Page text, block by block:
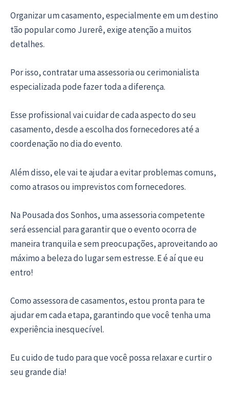
Organizar um casamento, especialmente em um destino
tão popular como Jurerê, exige atenção a muitos
detalhes.
Por isso, contratar uma assessoria ou cerimonialista
especializada pode fazer toda a diferença.
Esse profissional vai cuidar de cada aspecto do seu
casamento, desde a escolha dos fornecedores até a
coordenação no dia do evento.
Além disso, ele vai te ajudar a evitar problemas comuns,
como atrasos ou imprevistos com fornecedores.
Na Pousada dos Sonhos, uma assessoria competente
será essencial para garantir que o evento ocorra de
maneira tranquila e sem preocupações, aproveitando ao
máximo a beleza do lugar sem estresse. E é aí que eu
entro!
Como assessora de casamentos, estou pronta para te
ajudar em cada etapa, garantindo que você tenha uma
experiência inesquecível.
Eu cuido de tudo para que você possa relaxar e curtir o
seu grande dia!